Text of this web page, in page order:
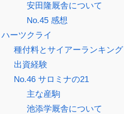
安田隆厩舎について
No.45 感想
ハーツクライ
種付料とサイアーランキング
出資経験
No.46 サロミナの21
主な産駒
池添学厩舎について